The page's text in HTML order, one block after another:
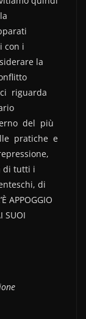
con i
la
riguarda
del più
pratiche e
di tutti i
di
APPOGGIO
SUOI